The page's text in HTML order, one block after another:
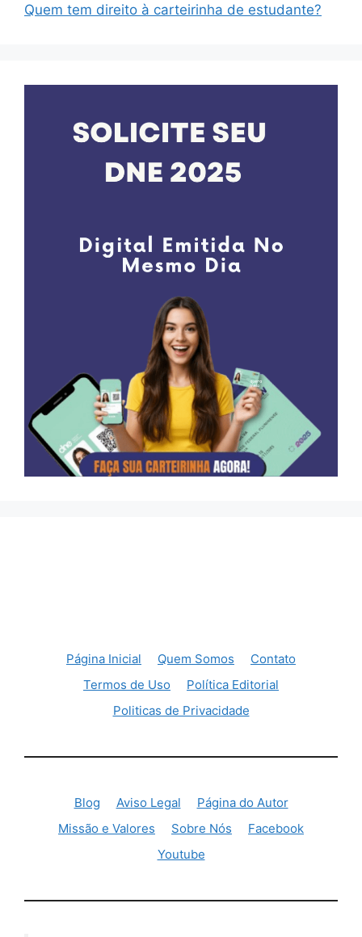
Quem tem direito à carteirinha de estudante?
Página Inicial Quem Somos
Contato
Termos de Uso
Política Editorial
Politicas de Privacidade
Blog Aviso Legal
Página do Autor
Missão e Valores
Sobre Nós
Facebook
Youtube